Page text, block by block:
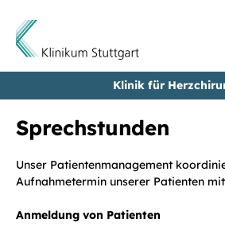
Klinik für
Sprechstunden
Unser Patientenmanagement
Aufnahmetermin unserer Patienten
Anmeldung von Patienten